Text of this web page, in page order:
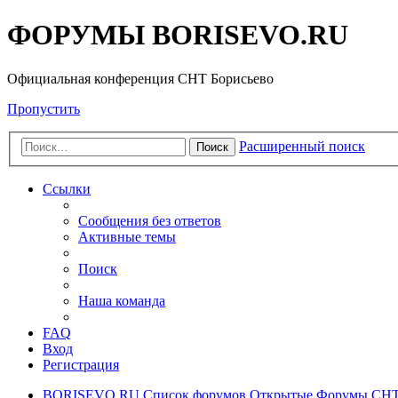
ФОРУМЫ BORISEVO.RU
Официальная конференция СНТ Борисьево
Пропустить
Поиск Расширенный поиск
Ссылки
Сообщения без ответов
Активные темы
Поиск
Наша команда
FAQ
Вход
Регистрация